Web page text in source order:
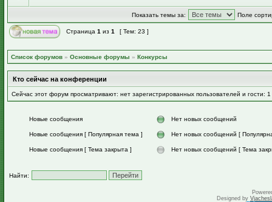
Показать темы за: Поле
Страница 1 из 1 [ Тем: 23 ]
Список форумов » Основные форумы » Конкурсы
Кто сейчас на конференции
Сейчас этот форум просматривают: нет зарегистрированных пользователей и гости: 1
Новые сообщения Нет новых сообщений
Новые сообщения [ Популярная тема ] Нет новых сообщений [
Новые сообщения [ Тема закрыта ] Нет новых сообщений [ Тема
Найти:
Designed by